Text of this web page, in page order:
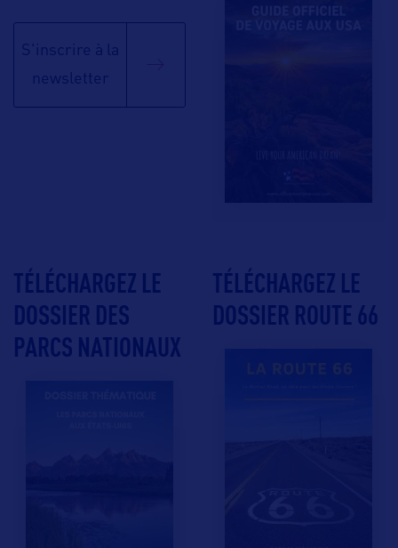
S'inscrire à la
newsletter
TÉLÉCHARGEZ LE
DOSSIER DES
PARCS NATIONAUX
TÉLÉCHARGEZ LE
DOSSIER ROUTE 66